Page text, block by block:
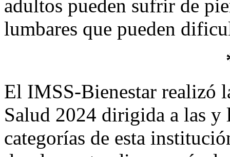
adultos pueden sufrir de
lumbares que pueden
El IMSS-Bienestar realizó
Salud 2024 dirigida a las y
categorías de esta